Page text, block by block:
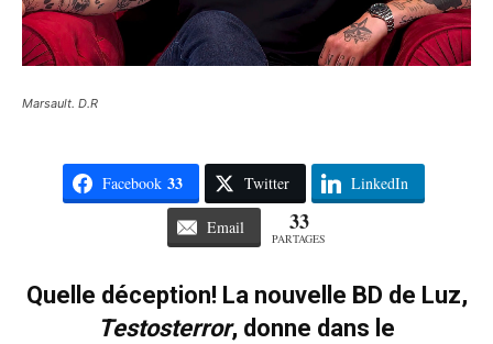
Marsault. D.R
Facebook 33 Twitter LinkedIn
Email 33
PARTAGES
Quelle déception! La nouvelle BD de Luz,
Testosterror, donne dans le